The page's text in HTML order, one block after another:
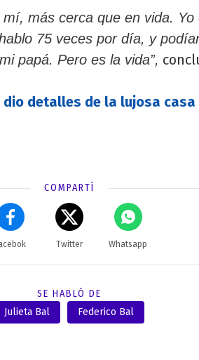
más cerca que en vida. Yo
75 veces por día, y
papá. Pero es la vida”,
dio detalles de la lujosa casa
COMPARTÍ
Twitter Whatsapp
SE HABLÓ DE
Julieta Bal
Federico Bal